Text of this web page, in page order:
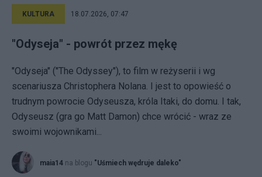
KULTURA 18.07.2026, 07:47
"Odyseja" - powrót przez mękę
"Odyseja" ("The Odyssey"), to film w reżyserii i wg
scenariusza Christophera Nolana. I jest to opowieść o
trudnym powrocie Odyseusza, króla Itaki, do domu. I tak,
Odyseusz (gra go Matt Damon) chce wrócić - wraz ze
swoimi wojownikami...
maia14 na blogu "Uśmiech wędruje daleko"